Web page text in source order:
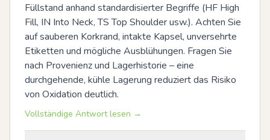
Füllstand anhand standardisierter Begriffe (HF High
Fill, IN Into Neck, TS Top Shoulder usw.). Achten Sie
auf sauberen Korkrand, intakte Kapsel, unversehrte
Etiketten und mögliche Ausblühungen. Fragen Sie
nach Provenienz und Lagerhistorie – eine
durchgehende, kühle Lagerung reduziert das Risiko
von Oxidation deutlich.
Vollständige Antwort lesen →